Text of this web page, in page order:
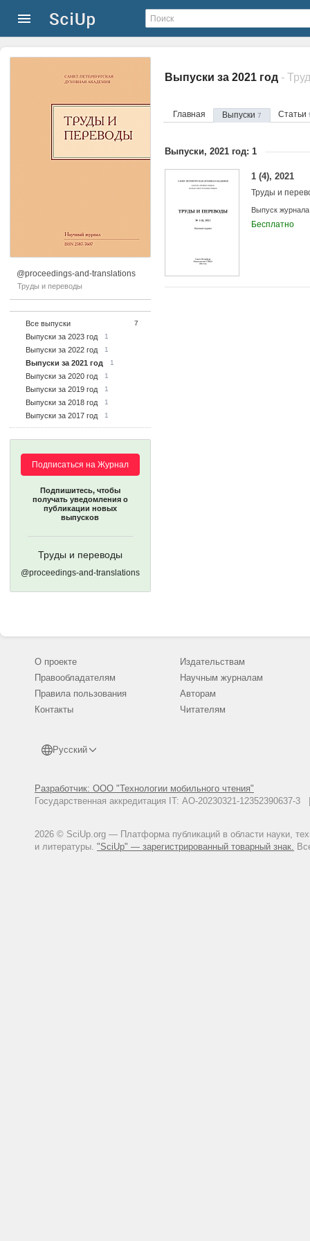
@proceedings-and-translations
Труды и переводы
Все выпуски 7
Выпуски за 2023 год 1
Выпуски за 2022 год 1
Выпуски за 2021 год 1
Выпуски за 2020 год 1
Выпуски за 2019 год 1
Выпуски за 2018 год 1
Выпуски за 2017 год 1
Подписаться на Журнал
Подпишитесь, чтобы
получать уведомления о
публикации новых
выпусков
Труды и переводы
@proceedings-and-translations
Выпуски за 2021 год -
Главная Выпуски 7 Статьи
Выпуски, 2021 год: 1
1 (4), 2021
Труды и
Выпуск журнала
Бесплатно
О проекте
Правообладателям
Правила пользования
Контакты
Русский
Разработчик: ООО "Технологии мобильного чтения"
Государственная аккредитация IT: АО-20230321-
2026 © SciUp.org — Платформа публикаций в области науки,
и литературы. "SciUp" — зарегистрированный товарный знак.
Издательствам
Научным журналам
Авторам
Читателям